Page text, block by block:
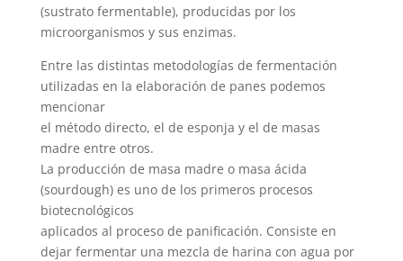
(sustrato fermentable), producidas por los
microorganismos y sus enzimas.
Entre las distintas metodologías de fermentación
utilizadas en la elaboración de panes podemos
mencionar
el método directo, el de esponja y el de masas
madre entre otros.
La producción de masa madre o masa ácida
(sourdough) es uno de los primeros procesos
biotecnológicos
aplicados al proceso de panificación. Consiste en
dejar fermentar una mezcla de harina con agua por